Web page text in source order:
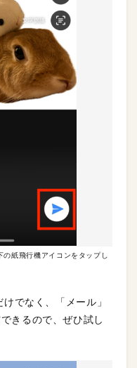
紙飛行機アイコンをタップし
でなく、「メール」
きるので、ぜひ試し